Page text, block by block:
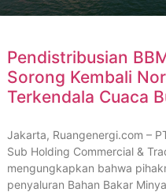
Pendistribusian
Sorong Kembali
Terkendala Cuaca
Jakarta, Ruangenergi.com –
Sub Holding Commercial &
mengungkapkan bahwa
penyaluran Bahan Bakar